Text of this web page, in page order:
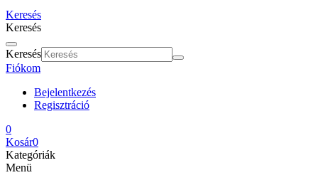
Keresés
Keresés
Keresés
Fiókom
Bejelentkezés
Regisztráció
0
Kosár0
Kategóriák
Menü